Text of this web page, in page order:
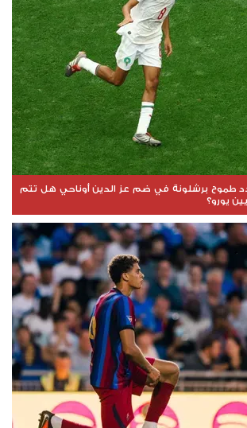
طموح برشلونة في ضم عز الدين أوناحي هل تتم